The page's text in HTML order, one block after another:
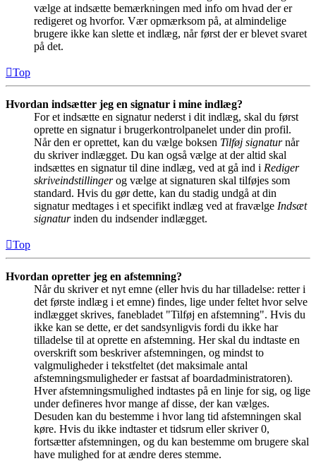
vælge at indsætte bemærkningen med info om hvad der er
redigeret og hvorfor. Vær opmærksom på, at almindelige
brugere ikke kan slette et indlæg, når først der er blevet svaret
på det.
Top
Hvordan indsætter jeg en signatur i mine indlæg?
For et indsætte en signatur nederst i dit indlæg, skal du først
oprette en signatur i brugerkontrolpanelet under din profil.
Når den er oprettet, kan du vælge boksen Tilføj signaturnår
du skriver indlægget. Du kan også vælge at der altid skal
indsættes en signatur til dine indlæg, ved at gå ind i Rediger
skriveindstillingerog vælge at signaturen skal tilføjes som
standard. Hvis du gør dette, kan du stadig undgå at din
signatur medtages i et specifikt indlæg ved at fravælge Indsæt
signaturinden du indsender indlægget.
Top
Hvordan opretter jeg en afstemning?
Når du skriver et nyt emne (eller hvis du har tilladelse: retter i
det første indlæg i et emne) findes, lige under feltet hvor selve
indlægget skrives, fanebladet "Tilføj en afstemning". Hvis du
ikke kan se dette, er det sandsynligvis fordi du ikke har
tilladelse til at oprette en afstemning. Her skal du indtaste en
overskrift som beskriver afstemningen, og mindst to
valgmuligheder i tekstfeltet (det maksimale antal
afstemningsmuligheder er fastsat af boardadministratoren).
Hver afstemningsmulighed indtastes på en linje for sig, og lige
under defineres hvor mange af disse, der kan vælges.
Desuden kan du bestemme i hvor lang tid afstemningen skal
køre. Hvis du ikke indtaster et tidsrum eller skriver 0,
fortsætter afstemningen, og du kan bestemme om brugere skal
have mulighed for at ændre deres stemme.